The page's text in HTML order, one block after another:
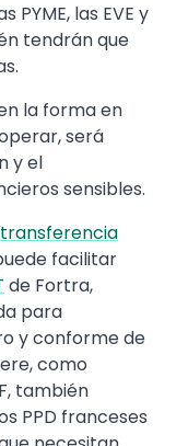
PYME, las EVE y
tendrán que
la forma en
será
y el
sensibles.
facilitar
de Fortra,
para
y conforme de
como
también
PPD franceses